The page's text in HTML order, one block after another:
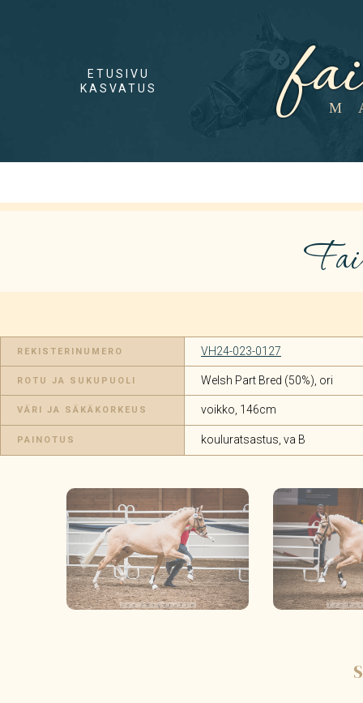
ETUSIVU
KASVATUS
REKISTERINUMERO VH24-023-0127
ROTU JA SUKUPUOLI Welsh Part Bred (50%), ori
VÄRI JA SÄKÄKORKEUS voikko, 146cm
PAINOTUS kouluratsastus, va B